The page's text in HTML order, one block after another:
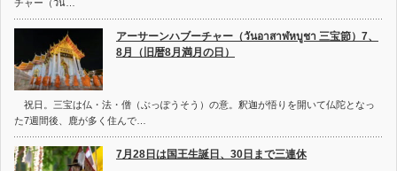
チャー（วัน…
アーサーンハブーチャー（วันอาสาฬหบูชา 三宝節）7、
8月（旧暦8月満月の日）
祝日。三宝は仏・法・僧（ぶっぽうそう）の意。釈迦が悟りを開いて仏陀となっ
た7週間後、鹿が多く住んで…
7月28日は国王生誕日、30日まで三連休